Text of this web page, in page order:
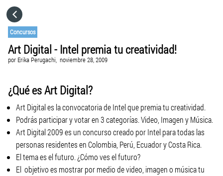
Concursos
Art Digital - Intel premia tu creatividad!
por Erika Perugachi, noviembre 28, 2009
¿Qué es Art Digital?
Art Digital es la convocatoria de Intel que premia tu creatividad.
Podrás participar y votar en 3 categorías. Video, Imagen y Música.
Art Digital 2009 es un concurso creado por Intel para todas las
personas residentes en Colombia, Perú, Ecuador y Costa Rica.
El tema es el futuro. ¿Cómo ves el futuro?
El objetivo es mostrar por medio de video, imagen o música tu
CATEGORÍAS
VISITA EL SITIO WEB